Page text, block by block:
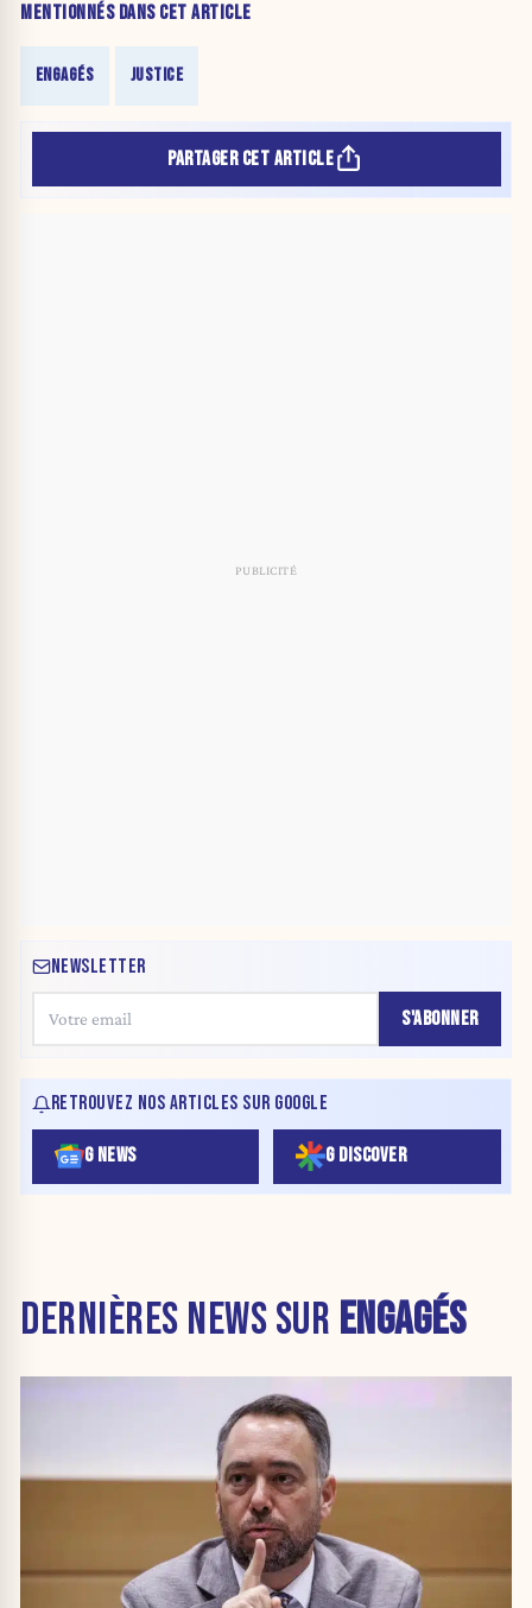
MENTIONNÉS DANS CET ARTICLE
ENGAGÉS JUSTICE
PARTAGER CET ARTICLE
NEWSLETTER
S'ABONNER
RETROUVEZ NOS ARTICLES SUR GOOGLE
G NEWS G DISCOVER
DERNIÈRES NEWS SUR ENGAGÉS